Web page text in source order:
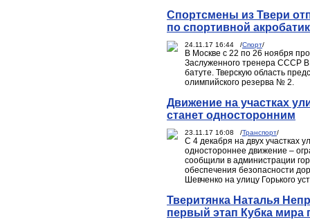
Спортсмены из Твери
по спортивной
24.11.17 16:44 /Спорт/
В Москве с 22 по 26 ноября
Заслуженного тренера СССР
батуте. Тверскую область
олимпийского резерва № 2.
Движение на участках
станет односторонним
23.11.17 16:08 /Транспорт/
С 4 декабря на двух участках
одностороннее движение –
сообщили в администрации
обеспечения безопасности
Шевченко на улицу Горького
Тверитянка Наталья
первый этап Кубка